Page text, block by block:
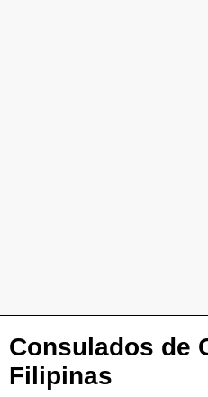
Consulados de
Filipinas